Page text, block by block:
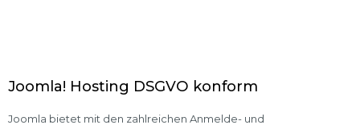
Joomla! Hosting DSGVO konform
Joomla bietet mit den zahlreichen Anmelde- und